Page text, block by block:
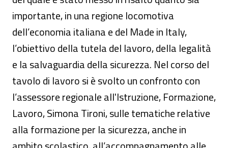
importante, in una regione locomotiva
dell’economia italiana e del Made in Italy,
l’obiettivo della tutela del lavoro, della legalità
e la salvaguardia della sicurezza. Nel corso del
tavolo di lavoro si è svolto un confronto con
l’assessore regionale all'Istruzione, Formazione,
Lavoro, Simona Tironi, sulle tematiche relative
alla formazione per la sicurezza, anche in